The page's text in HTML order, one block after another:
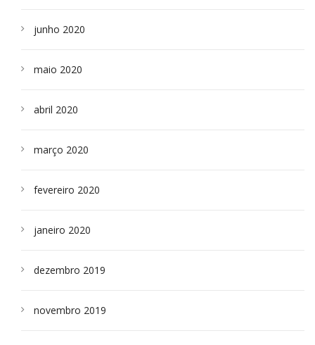
junho 2020
maio 2020
abril 2020
março 2020
fevereiro 2020
janeiro 2020
dezembro 2019
novembro 2019